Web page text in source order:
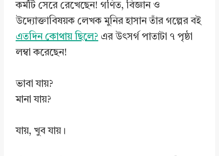
কর্মটি সেরে রেখেছেন! গণিত, বিজ্ঞান ও
উদ্যোক্তাবিষয়ক লেখক মুনির হাসান তাঁর গল্পের বই
এতদিন কোথায় ছিলে? এর উৎসর্গ পাতাটা ৭ পৃষ্ঠা
লম্বা করেছেন!
ভাবা যায়?
মানা যায়?
যায়, খুব যায়।